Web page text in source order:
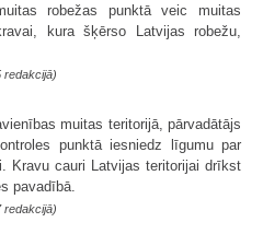
robežas punktā veic muitas
kura šķērso Latvijas robežu,
redakcijā)
muitas teritorijā, pārvadātājs
punktā iesniedz līgumu par
Kravu cauri Latvijas teritorijai drīkst
pavadībā.
redakcijā)